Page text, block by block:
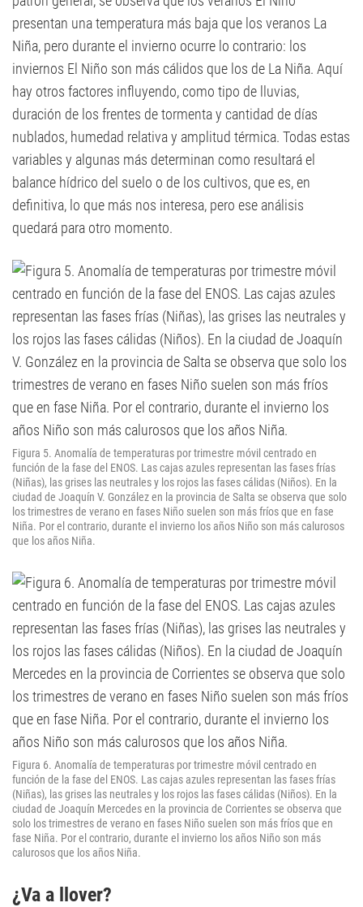
presentan una temperatura más baja que los veranos La
Niña, pero durante el invierno ocurre lo contrario: los
inviernos El Niño son más cálidos que los de La Niña. Aquí
hay otros factores influyendo, como tipo de lluvias,
duración de los frentes de tormenta y cantidad de días
nublados, humedad relativa y amplitud térmica. Todas estas
variables y algunas más determinan como resultará el
balance hídrico del suelo o de los cultivos, que es, en
definitiva, lo que más nos interesa, pero ese análisis
quedará para otro momento.
Figura 5. Anomalía de temperaturas por trimestre móvil centrado en
función de la fase del ENOS. Las cajas azules representan las fases frías
(Niñas), las grises las neutrales y los rojos las fases cálidas (Niños). En la
ciudad de Joaquín V. González en la provincia de Salta se observa que solo
los trimestres de verano en fases Niño suelen son más fríos que en fase
Niña. Por el contrario, durante el invierno los años Niño son más calurosos
que los años Niña.
Figura 6. Anomalía de temperaturas por trimestre móvil centrado en
función de la fase del ENOS. Las cajas azules representan las fases frías
(Niñas), las grises las neutrales y los rojos las fases cálidas (Niños). En la
ciudad de Joaquín Mercedes en la provincia de Corrientes se observa que
solo los trimestres de verano en fases Niño suelen son más fríos que en
fase Niña. Por el contrario, durante el invierno los años Niño son más
calurosos que los años Niña.
¿Va a llover?